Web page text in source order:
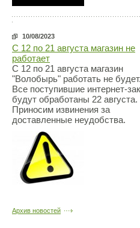
10/08/2023
С 12 по 21 августа магазин не
работает
С 12 по 21 августа магазин
"Волобырь" работать не будет.
Все поступившие интернет-
будут обработаны 22 августа.
Приносим извинения за
доставленные неудобства.
Архив новостей